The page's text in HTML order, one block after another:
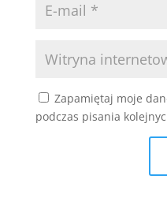
Zapamiętaj moje
podczas pisania